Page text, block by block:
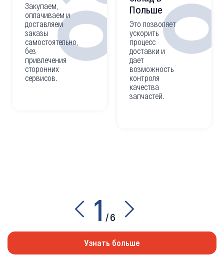
Закупаем,
оплачиваем и
доставляем
заказы
самостоятельно,
без
привлечения
сторонних
сервисов.
Польше
Это позволяет
ускорить
процесс
доставки и
дает
возможность
контроля
качества
запчастей.
1 /6
Узнать больше